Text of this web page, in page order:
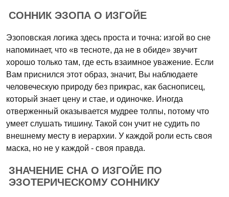
СОННИК ЭЗОПА О ИЗГОЙЕ
Эзоповская логика здесь проста и точна: изгой во сне
напоминает, что «в тесноте, да не в обиде» звучит
хорошо только там, где есть взаимное уважение. Если
Вам приснился этот образ, значит, Вы наблюдаете
человеческую природу без прикрас, как баснописец,
который знает цену и стае, и одиночке. Иногда
отверженный оказывается мудрее толпы, потому что
умеет слушать тишину. Такой сон учит не судить по
внешнему месту в иерархии. У каждой роли есть своя
маска, но не у каждой - своя правда.
ЗНАЧЕНИЕ СНА О ИЗГОЙЕ ПО
ЭЗОТЕРИЧЕСКОМУ СОННИКУ